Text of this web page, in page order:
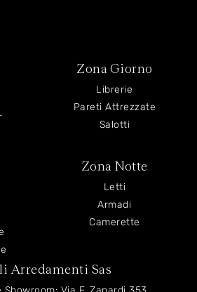
Zona Giorno
Librerie
Pareti Attrezzate
Salotti
Zona Notte
Letti
Armadi
Camerette
Arredamenti Sas